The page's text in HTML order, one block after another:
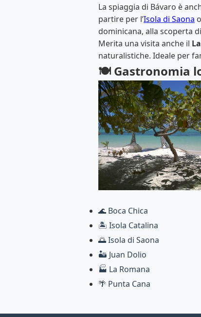
La spiaggia di Bávaro è
partire per l’Isola di Saona
dominicana, alla scoperta
Merita una visita anche il
naturalistiche. Ideale per
🍽️ Gastronomia
🌊 Boca Chica
🏝️ Isola Catalina
🌅 Isola di Saona
🏜️ Juan Dolio
🏭 La Romana
🌴 Punta Cana